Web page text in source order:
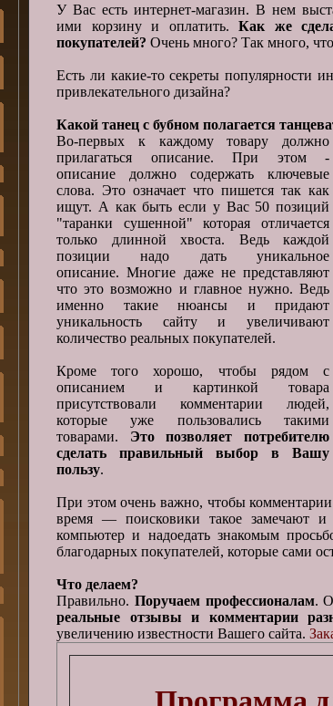
У Вас есть интернет-магазин. В нем
ими корзину и оплатить. Как же
покупателей? Очень много? Так много,
Есть ли какие-то секреты популярности
привлекательного дизайна?
Какой танец с бубном полагается
Во-первых к каждому товару должно
прилагаться описание. При этом -
описание должно содержать ключевые
слова. Это означает что пишется так как
ищут. А как быть если у Вас 50 позиций
"таранки сушенной" которая отличается
только длинной хвоста. Ведь каждой
позиции надо дать уникальное
описание. Многие даже не представляют
что это возможно и главное нужно. Ведь
именно такие нюансы и придают
уникальность сайту и увеличивают
количество реальных покупателей.
Кроме того хорошо, чтобы рядом с
описанием и картинкой товара
присутствовали комментарии людей,
которые уже пользовались такими
товарами. Это позволяет потребителю
сделать правильный выбор в Вашу
пользу.
При этом очень важно, чтобы
время — поисковики такое замечают
компьютер и надоедать знакомым
благодарных покупателей, которые сами
Что делаем?
Правильно. Поручаем профессионалам.
реальные отзывы и комментарии
увеличению известности Вашего сайта.